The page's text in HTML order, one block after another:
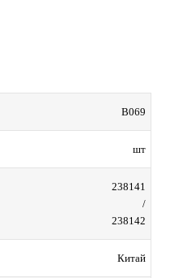
B069
шт
238141
/
238142
Китай